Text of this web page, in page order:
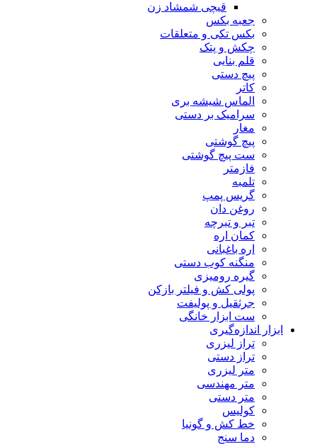
قیچی شمشاد زن
جعبه بکس
بکس تکی و متعلقات
چکش و پتک
قلم بنایی
پیچ دستی
کاتر
الماس شیشه بری
سرامیک بر دستی
مغار
پیچ گوشتی
ست پیچ گوشتی
فازمتر
تلمبه
گریس پمپ
روغن دان
تبر و تبرچه
کمان اره
اره باغبانی
منگنه کوب دستی
گیره رومیزی
پولی کش و فیلتر بازکن
جرثقیل و پولیفت
ست ابزار خانگی
ابزار اندازه‌گیری
تراز لیزری
تراز دستی
متر لیزری
متر مهندسی
متر دستی
کولیس
خط کش و گونیا
دما سنج